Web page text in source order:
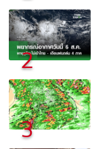
2
3